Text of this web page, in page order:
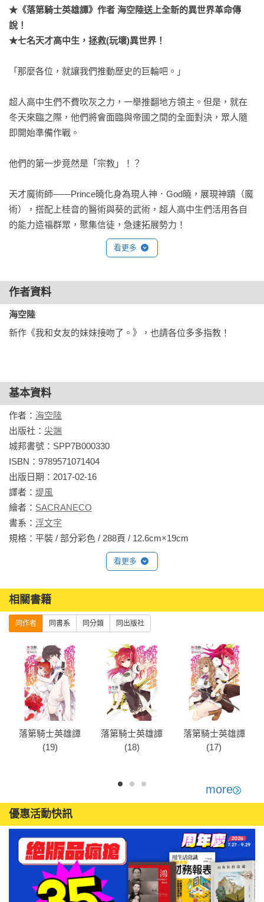
★《落第騎士英雄譚》作者 海空陸送上全新的異世界革命傳
說！
★七名天才高中生，拯救(玩壞)異世界！
「那麼各位，就讓我們推動歷史的巨輪吧。」
超人高中生們不費吹灰之力，一舉推翻地方領主。但是，就在
冬天來臨之際，他們將會面臨與帝國之間的全面對決，眾人隨
即開始準備作戰。
他們的第一步竟然是「宗教」！？
天才魔術師——Prince曉化身為現人神．God曉，展現神蹟（魔
術），搭配上桂音的醫術與葵的武術，超人高中生們活用各自
的能力造福群眾，聚集信徒，急速拓展勢力！
看更多
作者資料
海空陸
新作《我和女友的妹妹接吻了。》，也請各位多多指教！
基本資料
作者： 海空陸
出版社： 尖端
城邦書號：SPP7B000330
ISBN：9789571071404
出版日期：2017-02-16
譯者： 堤風
繪者： SACRANECO
書系： 浮文字
規格：平裝 / 部分彩色 / 288頁 / 12.6cm×19cm
看更多
相關書籍
同作者 同書系 同分類 同出版社
落第騎士英雄譚
(19)
落第騎士英雄譚
(18)
落第騎士英雄譚
(17)
more
優惠活動快訊